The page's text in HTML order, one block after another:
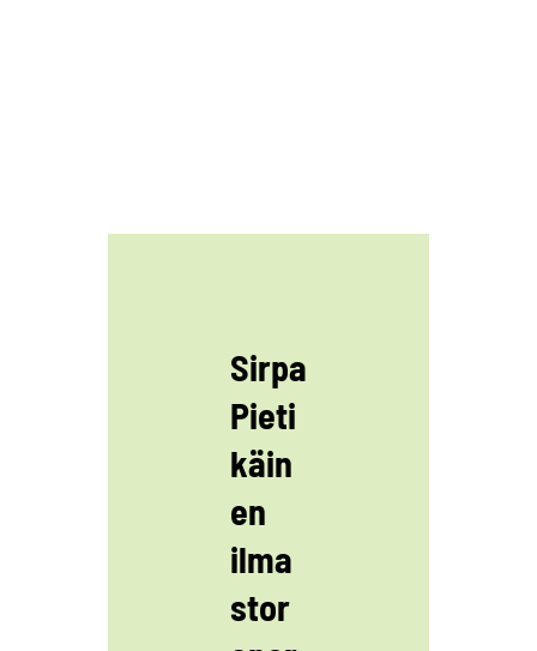
Sirpa
Pieti
käin
en
ilma
stor